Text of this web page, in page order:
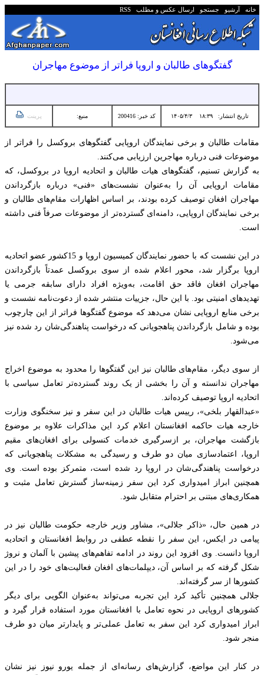
خانه آرشیو جستجو ارسال عکس و مطلب RSS
گفتگوهای طالبان و اروپا فراتر از موضوع مهاجران
تاریخ انتشار: ۱۸:۳۹ ۱۴۰۵/۴/۳ کد خبر: 200416 منبع: پرینت
مقامات طالبان و برخی نمایندگان اروپایی گفتگوهای بروکسل را فراتر از
موضوعات فنی درباره مهاجرین ارزیابی می‌کنند.
به گزارش تسنیم، گفتگوهای هیات طالبان و اتحادیه اروپا در بروکسل، که
مقامات اروپایی آن را به‌عنوان نشست‌های «فنی» درباره بازگرداندن
مهاجران افغان توصیف کرده بودند، بر اساس اظهارات مقام‌های طالبان و
برخی نمایندگان اروپایی، دامنه‌ای گسترده‌تر از موضوعات صرفاً فنی داشته
است.
در این نشست که با حضور نمایندگان کمیسیون اروپا و 15کشور عضو اتحادیه
اروپا برگزار شد، محور اعلام شده از سوی بروکسل عمدتاً بازگرداندن
مهاجران افغان فاقد حق اقامت، به‌ویژه افراد دارای سابقه جرمی یا
تهدیدهای امنیتی بود. با این حال، جزییات منتشر شده از دعوت‌نامه نشست و
برخی منابع اروپایی نشان می‌دهد که موضوع گفتگوها فراتر از این چارچوب
بوده و شامل بازگرداندن پناهجویانی که درخواست پناهندگی‌شان رد شده نیز
می‌شود.
از سوی دیگر، مقام‌های طالبان نیز این گفتگوها را محدود به موضوع اخراج
مهاجران ندانسته و آن را بخشی از یک روند گسترده‌تر تعامل سیاسی با
اتحادیه اروپا توصیف کرده‌اند.
«عبدالقهار بلخی»، رییس هیات طالبان در این سفر و نیز سخنگوی وزارت
خارجه هیات حاکمه افغانستان اعلام کرد این مذاکرات علاوه بر موضوع
بازگشت مهاجران، بر ازسرگیری خدمات کنسولی برای افغان‌های مقیم
اروپا، اعتمادسازی میان دو طرف و رسیدگی به مشکلات پناهجویانی که
درخواست پناهندگی‌شان در اروپا رد شده است، متمرکز بوده است. وی
همچنین ابراز امیدواری کرد این سفر زمینه‌ساز گسترش تعامل مثبت و
همکاری‌های مبتنی بر احترام متقابل شود.
در همین حال، «ذاکر جلالی»، مشاور وزیر خارجه حکومت طالبان نیز در
پیامی در ایکس، این سفر را نقطه عطفی در روابط افغانستان و اتحادیه
اروپا دانست. وی افزود این روند در ادامه تفاهم‌های پیشین با آلمان و نروژ
شکل گرفته که بر اساس آن، دیپلمات‌های افغان فعالیت‌های خود را در این
کشورها از سر گرفته‌اند.
جلالی همچنین تأکید کرد این تجربه می‌تواند به‌عنوان الگویی برای دیگر
کشورهای اروپایی در نحوه تعامل با افغانستان مورد استفاده قرار گیرد و
ابراز امیدواری کرد این سفر به تعامل عملی‌تر و پایدارتر میان دو طرف
منجر شود.
در کنار این مواضع، گزارش‌های رسانه‌ای از جمله یورو نیوز نیز نشان